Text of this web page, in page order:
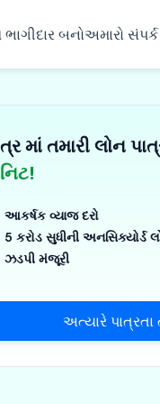
અને ઔદ્યોગિક
અને મેડિકલ
અને નાના ઉપકરણો
બનોઅમારો સંપર્ક
માં તમારી લોન
આકર્ષક વ્યાજ દરો
5 કરોડ સુધીની અનસિક્યોર્ડ
ઝડપી મંજૂરી
અત્યારે પાત્રતા